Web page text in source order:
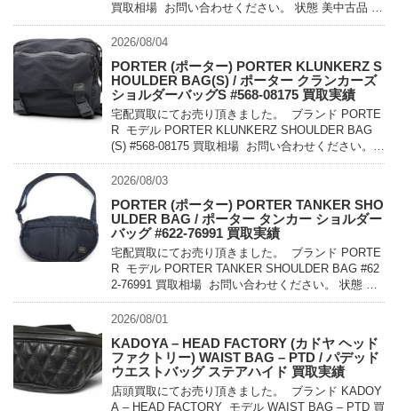
買取相場 お問い合わせください。 状態 美中古品 軽
量でコンパクトに持ち運べるパッカ […]
2026/08/04
PORTER (ポーター) PORTER KLUNKERZ S
HOULDER BAG(S) / ポーター クランカーズ
ショルダーバッグS #568-08175 買取実績
宅配買取にてお売り頂きました。 ブランド PORTE
R モデル PORTER KLUNKERZ SHOULDER BAG
(S) #568-08175 買取相場 お問い合わせください。
状態 美中古品 メッセンジャー […]
2026/08/03
PORTER (ポーター) PORTER TANKER SHO
ULDER BAG / ポーター タンカー ショルダー
バッグ #622-76991 買取実績
宅配買取にてお売り頂きました。 ブランド PORTE
R モデル PORTER TANKER SHOULDER BAG #62
2-76991 買取相場 お問い合わせください。 状態 未
使用品 1983年に誕生したPO […]
2026/08/01
KADOYA – HEAD FACTORY (カドヤ ヘッド
ファクトリー) WAIST BAG – PTD / パデッド
ウエストバッグ ステアハイド 買取実績
店頭買取にてお売り頂きました。 ブランド KADOY
A – HEAD FACTORY モデル WAIST BAG – PTD 買